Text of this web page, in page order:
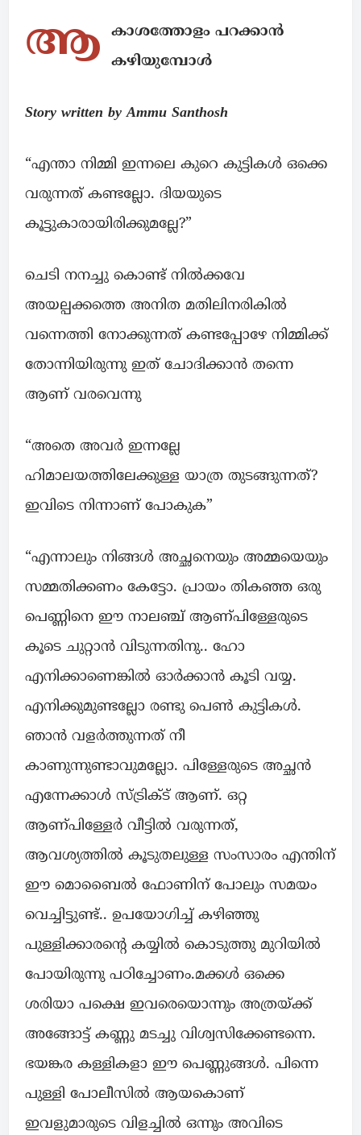
ആ
കാശത്തോളം പറക്കാൻ
കഴിയുമ്പോൾ
Story written by Ammu Santhosh
“എന്താ നിമ്മി ഇന്നലെ കുറെ കുട്ടികൾ ഒക്കെ
വരുന്നത് കണ്ടല്ലോ. ദിയയുടെ
കൂട്ടുകാരായിരിക്കുമല്ലേ?”
ചെടി നനച്ചു കൊണ്ട് നിൽക്കവേ
അയല്പക്കത്തെ അനിത മതിലിനരികിൽ
വന്നെത്തി നോക്കുന്നത് കണ്ടപ്പോഴേ നിമ്മിക്ക്
തോന്നിയിരുന്നു ഇത് ചോദിക്കാൻ തന്നെ
ആണ് വരവെന്നു
“അതെ അവർ ഇന്നല്ലേ
ഹിമാലയത്തിലേക്കുള്ള യാത്ര തുടങ്ങുന്നത്?
ഇവിടെ നിന്നാണ് പോകുക”
“എന്നാലും നിങ്ങൾ അച്ഛനെയും അമ്മയെയും
സമ്മതിക്കണം കേട്ടോ. പ്രായം തികഞ്ഞ ഒരു
പെണ്ണിനെ ഈ നാലഞ്ച് ആണ്പിള്ളേരുടെ
കൂടെ ചുറ്റാൻ വിടുന്നതിനു.. ഹോ
എനിക്കാണെങ്കിൽ ഓർക്കാൻ കൂടി വയ്യ.
എനിക്കുമുണ്ടല്ലോ രണ്ടു പെൺ കുട്ടികൾ.
ഞാൻ വളർത്തുന്നത് നീ
കാണുന്നുണ്ടാവുമല്ലോ. പിള്ളേരുടെ അച്ഛൻ
എന്നേക്കാൾ സ്ട്രിക്ട് ആണ്. ഒറ്റ
ആണ്പിള്ളേർ വീട്ടിൽ വരുന്നത്,
ആവശ്യത്തിൽ കൂടുതലുള്ള സംസാരം എന്തിന്
ഈ മൊബൈൽ ഫോണിന് പോലും സമയം
വെച്ചിട്ടുണ്ട്.. ഉപയോഗിച്ച് കഴിഞ്ഞു
പുള്ളിക്കാരന്റെ കയ്യിൽ കൊടുത്തു മുറിയിൽ
പോയിരുന്നു പഠിച്ചോണം.മക്കൾ ഒക്കെ
ശരിയാ പക്ഷെ ഇവരെയൊന്നും അത്രയ്ക്ക്
അങ്ങോട്ട് കണ്ണു മടച്ചു വിശ്വസിക്കേണ്ടന്നെ.
ഭയങ്കര കള്ളികളാ ഈ പെണ്ണുങ്ങൾ. പിന്നെ
പുള്ളി പോലീസിൽ ആയകൊണ്
ഇവളുമാരുടെ വിളച്ചിൽ ഒന്നും അവിടെ